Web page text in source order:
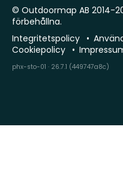
© Outdoormap AB 2014-
förbehållna.
Integritetspolicy
Cookiepolicy
phx-sto-01 · 26.7.1 (449747a8c)